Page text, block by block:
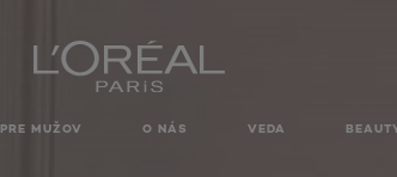
PRE MUŽOV O NÁS VEDA